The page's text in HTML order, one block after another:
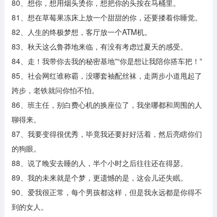
80、想你，想用烟头烫你，想把你的头按在马桶里。
81、想在草莓果冻床上放一个甜甜的你，还要搂着你睡觉。
82、人生的终极梦想，客厅放一个ATM机。
83、秋天这么鲁莽地来临，有没有考虑过夏天的感受。
84、走！我带你去我的秘密基地”“你是想让我陪你搭车把！”
85、社会网红谁称霸，没哪套袖配丝袜，走两步小道甩起了
跨步，老铁就问你怕不怕。
86、班主任，别白费心机的换座位了，我坐哪都和周围的人
聊得来。
87、我要变得很优秀，毕竟我还要好好活着，然后亮瞎你们
的狗眼。
88、说了晚安去睡的人，半个小时之后往往还在得瑟。
89、我的未来就是个梦，更遗憾的是，这会儿还失眠。
90、爱我很正常，每个男孩都这样，但是我永远都是你得不
到的女人。